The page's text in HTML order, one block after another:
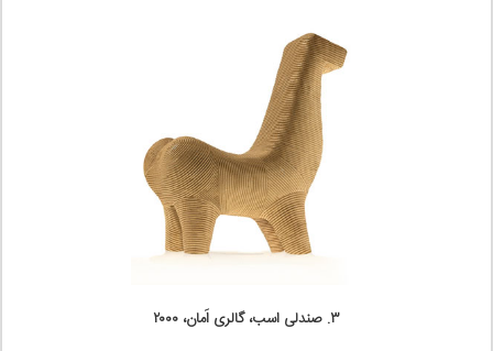
۳. صندلی اسب، گالری اَمان، ۲۰۰۰